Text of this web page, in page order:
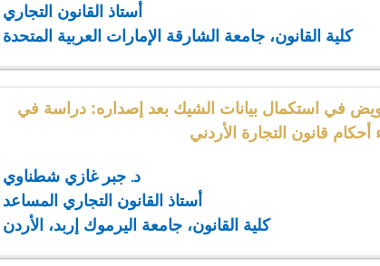
أستاذ القانون التجاري
كلية القانون، جامعة الشارقة الإمارات العربية المتحدة
في استكمال بيانات الشيك بعد إصداره: دراسة في
قانون التجارة الأردني
د. جبر غازي شطناوي
أستاذ القانون التجاري المساعد
كلية القانون، جامعة اليرموك إربد، الأردن